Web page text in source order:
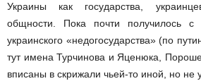
Украины как государства,
общности. Пока почти получилось с
украинского «недогосударства» (по
тут имена Турчинова и Яценюка,
вписаны в скрижали чьей-­то иной, но не